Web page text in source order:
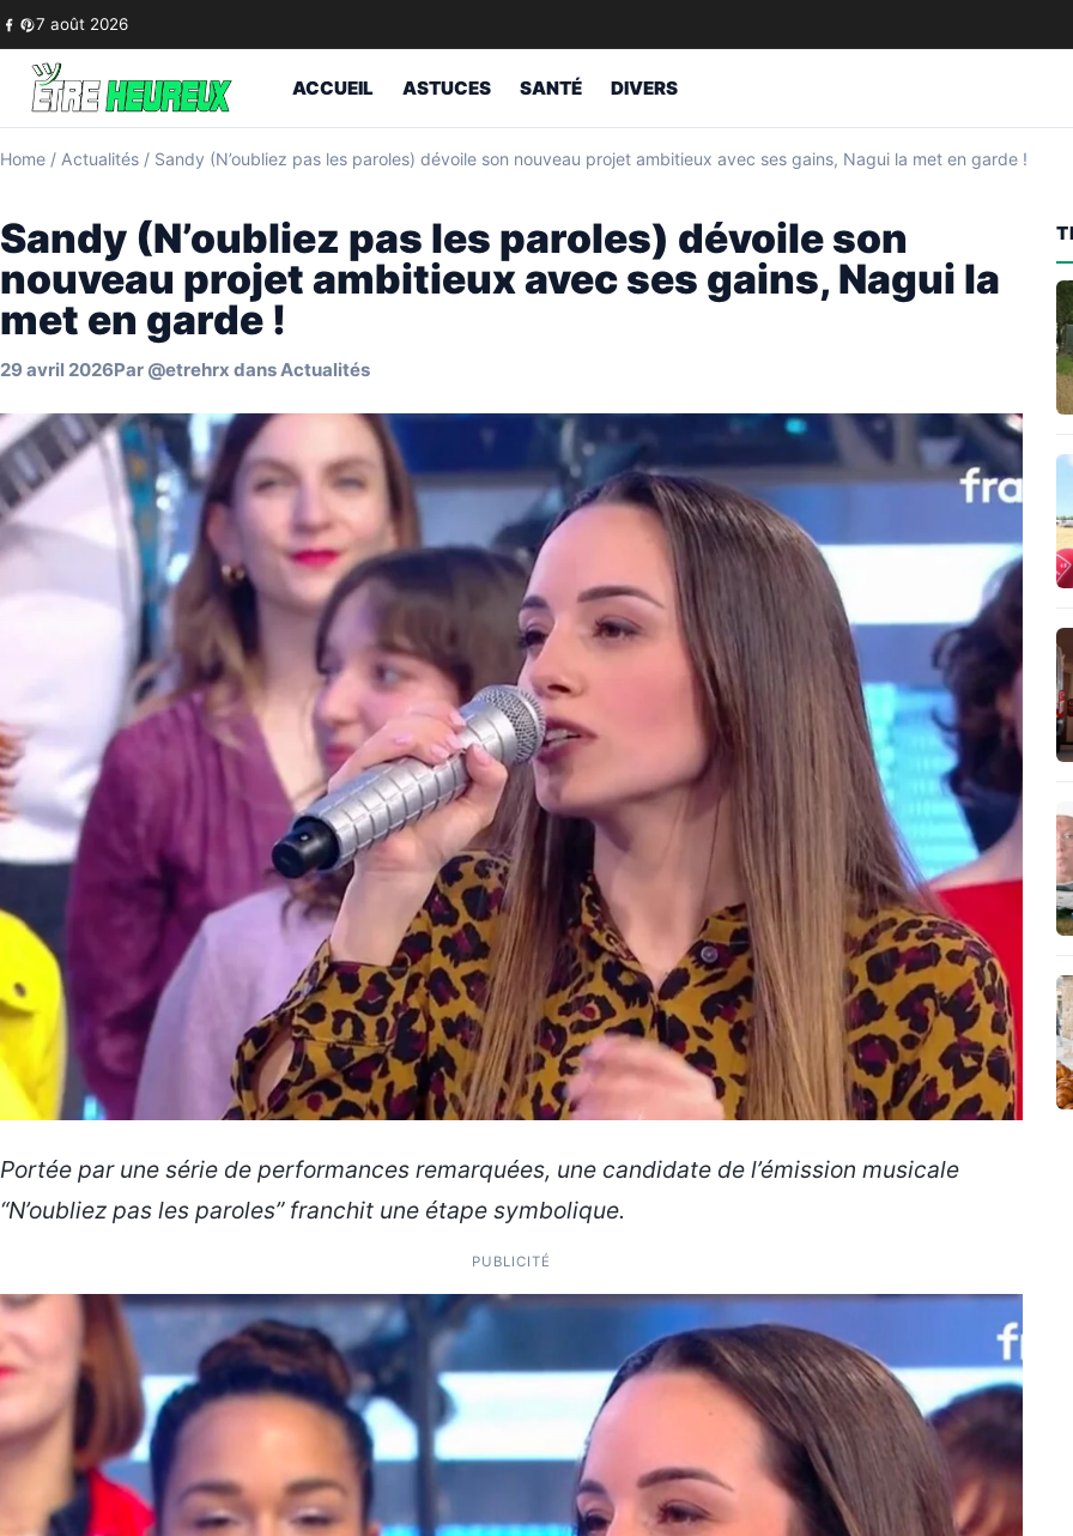
Skip to content
7 août 2026
ACCUEIL ASTUCES SANTÉ DIVERS
Home / Actualités / Sandy (N’oubliez pas les paroles) dévoile son nouveau projet ambitieux avec ses gains, Nagui la met en garde !
Sandy (N’oubliez pas les paroles) dévoile son
nouveau projet ambitieux avec ses gains, Nagui la
met en garde !
29 avril 2026Par @etrehrx dansActualités
Portée par une série de performances remarquées, une candidate de l’émission musicale
“N’oubliez pas les paroles” franchit une étape symbolique.
PUBLICITÉ